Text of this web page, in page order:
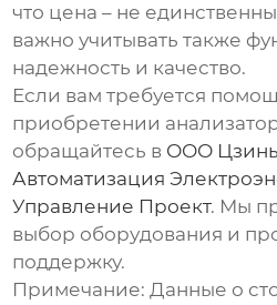
что цена – не
важно учитывать также
надежность и качество.
Если вам требуется
приобретении
обращайтесь в ООО
Автоматизация
Управление Проект. Мы
выбор оборудования и
поддержку.
Примечание: Данные о